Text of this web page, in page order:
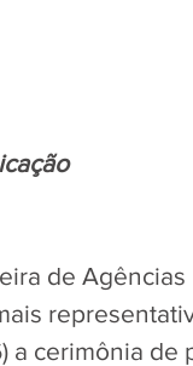
de
a cerimônia